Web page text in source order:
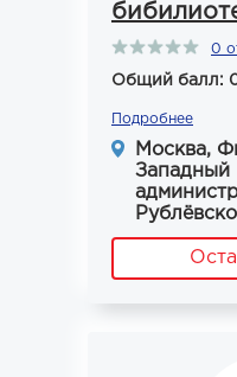
0
Общий балл:
Подробнее
Москва,
Западный